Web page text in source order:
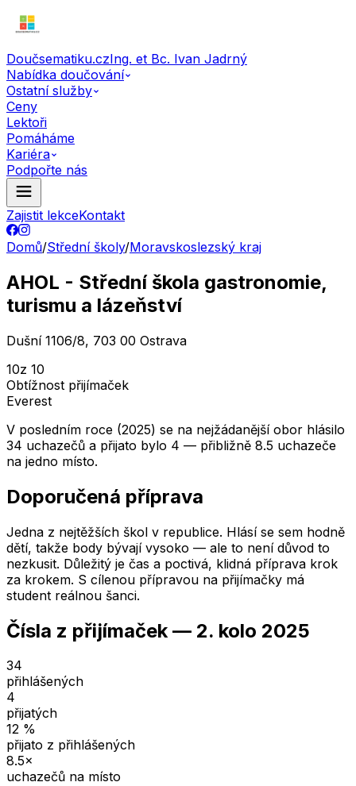
Doučsematiku.czIng. et Bc. Ivan Jadrný
Nabídka doučování
Ostatní služby
Ceny
Lektoři
Pomáháme
Kariéra
Podpořte nás
Zajistit lekceKontakt
Domů/Střední školy/Moravskoslezský kraj
AHOL - Střední škola gastronomie,
turismu a lázeňství
Dušní 1106/8, 703 00 Ostrava
10z 10
Obtížnost přijímaček
Everest
V posledním roce (2025) se na nejžádanější obor hlásilo
34 uchazečů a přijato bylo 4 — přibližně 8.5 uchazeče
na jedno místo.
Doporučená příprava
Jedna z nejtěžších škol v republice. Hlásí se sem hodně
dětí, takže body bývají vysoko — ale to není důvod to
nezkusit. Důležitý je čas a poctivá, klidná příprava krok
za krokem. S cílenou přípravou na přijímačky má
student reálnou šanci.
Čísla z přijímaček — 2. kolo 2025
34
přihlášených
4
přijatých
12 %
přijato z přihlášených
8.5×
uchazečů na místo